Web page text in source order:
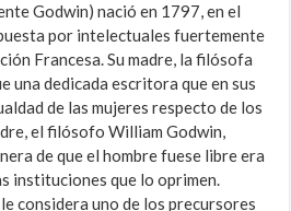
Godwin) nació en 1797, en el
por intelectuales fuertemente
Francesa. Su madre, la filósofa
dedicada escritora que en sus
de las mujeres respecto de los
el filósofo William Godwin,
de que el hombre fuese libre era
instituciones que lo oprimen.
considera uno de los precursores